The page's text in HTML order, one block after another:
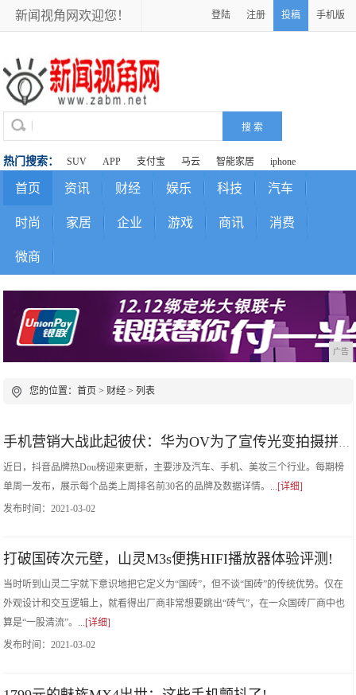
新闻视角网欢迎您！ 登陆 注册 投稿 手机版
热门搜索： SUV APP 支付宝 马云 智能家居 iphone
首页 资讯 财经 娱乐 科技 汽车
时尚 家居 企业 游戏 商讯 消费
微商
广告
您的位置：首页 > 财经 > 列表
近日，抖音品牌热Dou榜迎来更新，主要涉及汽车、手机、美妆三个行业。每期榜
单周一发布，展示每个品类上周排名前30名的品牌及数据详情。...[详细]
发布时间：2021-03-02
打破国砖次元壁，山灵M3s便携HIFI播放器体验评测!
当时听到山灵二字就下意识地把它定义为“国砖”，但不谈“国砖”的传统优势。仅在
外观设计和交互逻辑上，就看得出厂商非常想要跳出“砖气”，在一众国砖厂商中也
算是“一股清流”。...[详细]
发布时间：2021-03-02